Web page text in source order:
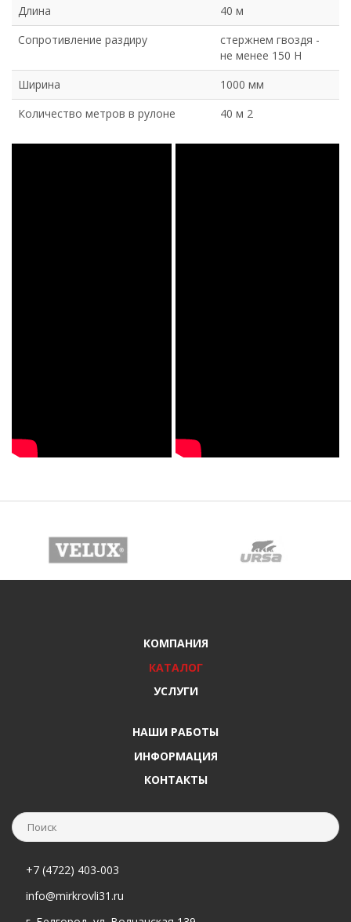
Длина
40 м
Сопротивление раздиру
стержнем гвоздя -
не менее 150 Н
Ширина
1000 мм
Количество метров в рулоне
40 м 2
КОМПАНИЯ
КАТАЛОГ
УСЛУГИ
НАШИ РАБОТЫ
ИНФОРМАЦИЯ
КОНТАКТЫ
+7 (4722) 403-003
info@mirkrovli31.ru